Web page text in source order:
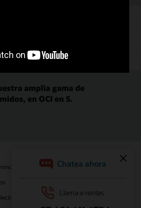
amplia gama de
en OCI en 5.
de uso y privacidad
Línea de ayuda de integridad